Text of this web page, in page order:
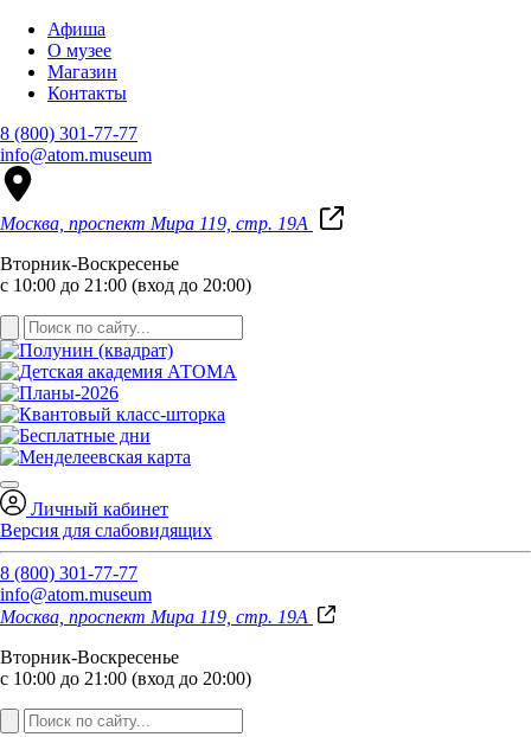
Афиша
О музее
Магазин
Контакты
8 (800) 301-77-77
info@atom.museum
Москва, проспект Мира 119, стр. 19А
Вторник-Воскресенье
с 10:00 до 21:00 (вход до 20:00)
Личный кабинет
Версия для слабовидящих
8 (800) 301-77-77
info@atom.museum
Москва, проспект Мира 119, стр. 19А
Вторник-Воскресенье
с 10:00 до 21:00 (вход до 20:00)